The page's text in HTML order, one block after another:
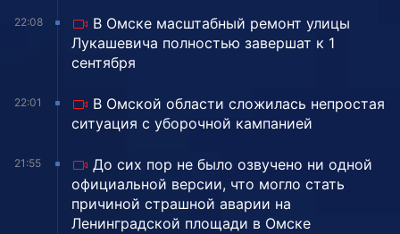
22:08
В Омске масштабный ремонт улицы
Лукашевича полностью завершат к 1
сентября
22:01
В Омской области сложилась непростая
ситуация с уборочной кампанией
21:55
До сих пор не было озвучено ни одной
официальной версии, что могло стать
причиной страшной аварии на
Ленинградской площади в Омске